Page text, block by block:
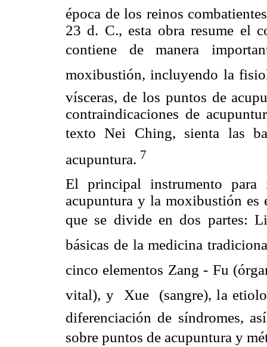
época de los reinos
23 d. C., esta obra resume el
contiene de manera
moxibustión, incluyendo la
vísceras, de los puntos de
contraindicaciones de
texto Nei Ching, sienta las
acupuntura. 7
El principal instrumento
acupuntura y la moxibustión
que se divide en dos partes:
básicas de la medicina
cinco elementos Zang - Fu
vital), y  Xue  (sangre), la
diferenciación de síndromes,
sobre puntos de acupuntura y